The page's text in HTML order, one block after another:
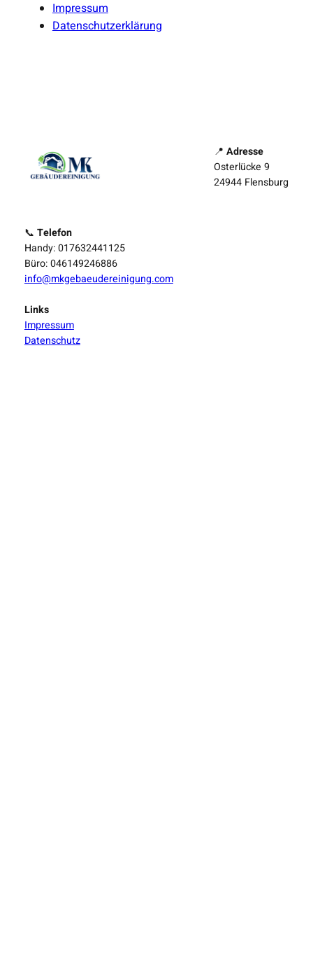
Impressum
Datenschutzerklärung
📍Adresse
Osterlücke 9
24944 Flensburg
📞 Telefon
Handy: 017632441125
Büro: 046149246886
info@mkgebaeudereinigung.com
Links
Impressum
Datenschutz